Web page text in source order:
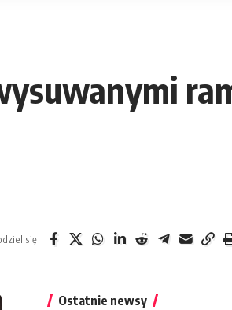
się
Ostatnie newsy